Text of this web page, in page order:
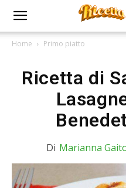
Home Primo piatto
Ricetta di
Di Marianna